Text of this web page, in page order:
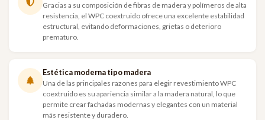
Gracias a su composición de fibras de madera y polímeros de alta
resistencia, el WPC coextruido ofrece una excelente estabilidad
estructural, evitando deformaciones, grietas o deterioro
prematuro.
Estética moderna tipo madera
Una de las principales razones para elegir revestimiento WPC
coextruido es su apariencia similar a la madera natural, lo que
permite crear fachadas modernas y elegantes con un material
más resistente y duradero.